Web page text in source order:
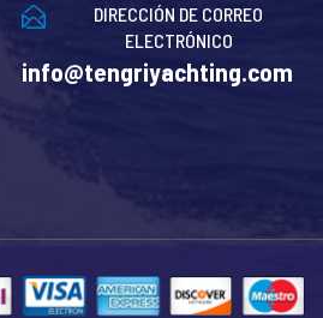
DIRECCIÓN DE CORREO
ELECTRÓNICO
info@tengriyachting.com